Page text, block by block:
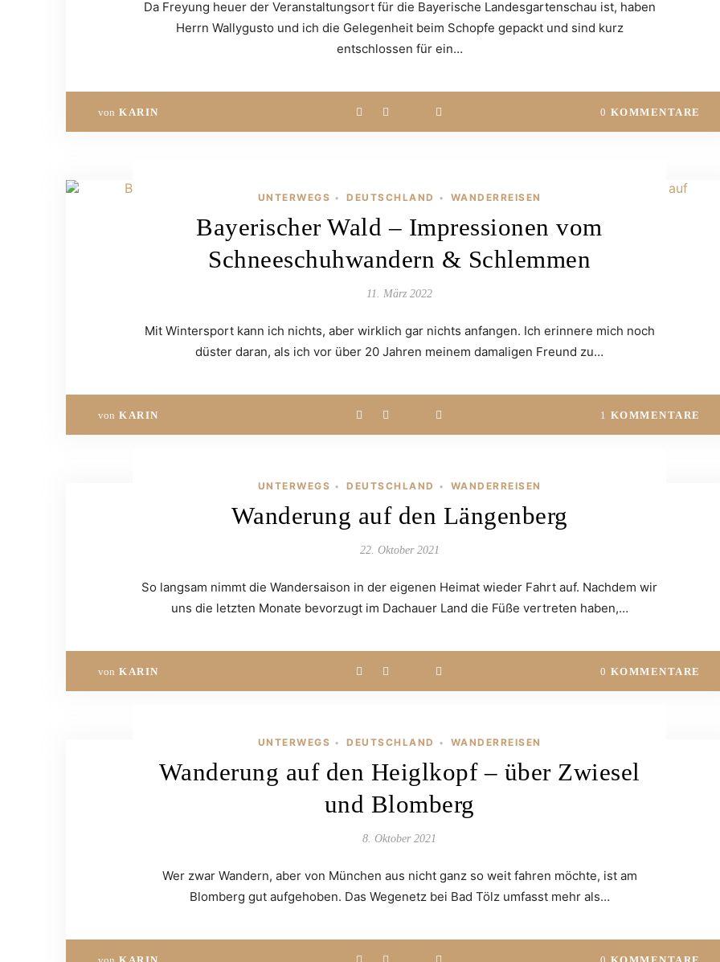
Da Freyung heuer der Veranstaltungsort für die Bayerische Landesgartenschau ist, haben
Herrn Wallygusto und ich die Gelegenheit beim Schopfe gepackt und sind kurz
entschlossen für ein…
von KARIN 0 KOMMENTARE
UNTERWEGS • DEUTSCHLAND • WANDERREISEN
Bayerischer Wald – Impressionen vom
Schneeschuhwandern & Schlemmen
11. März 2022
Mit Wintersport kann ich nichts, aber wirklich gar nichts anfangen. Ich erinnere mich noch
düster daran, als ich vor über 20 Jahren meinem damaligen Freund zu…
von KARIN 1 KOMMENTARE
UNTERWEGS • DEUTSCHLAND • WANDERREISEN
Wanderung auf den Längenberg
22. Oktober 2021
So langsam nimmt die Wandersaison in der eigenen Heimat wieder Fahrt auf. Nachdem wir
uns die letzten Monate bevorzugt im Dachauer Land die Füße vertreten haben,…
von KARIN 0 KOMMENTARE
UNTERWEGS • DEUTSCHLAND • WANDERREISEN
Wanderung auf den Heiglkopf – über Zwiesel
und Blomberg
8. Oktober 2021
Wer zwar Wandern, aber von München aus nicht ganz so weit fahren möchte, ist am
Blomberg gut aufgehoben. Das Wegenetz bei Bad Tölz umfasst mehr als…